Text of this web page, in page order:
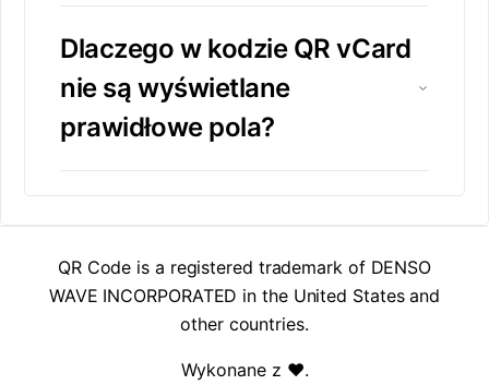
Dlaczego w kodzie QR vCard
nie są wyświetlane
prawidłowe pola?
QR Code is a registered trademark of DENSO
WAVE INCORPORATED in the United States and
other countries.
Wykonane z ❤️.